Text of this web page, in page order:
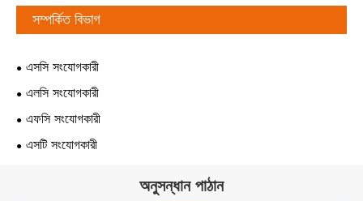
সম্পর্কিত বিভাগ
এসসি সংযোগকারী
এলসি সংযোগকারী
এফসি সংযোগকারী
এসটি সংযোগকারী
অনুসন্ধান পাঠান